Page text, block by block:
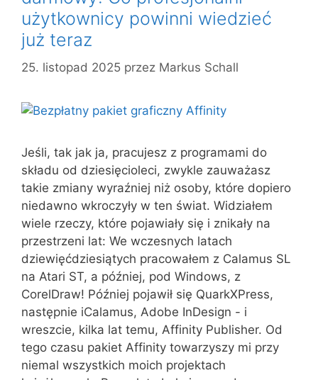
użytkownicy powinni wiedzieć
już teraz
25. listopad 2025 przez Markus Schall
Jeśli, tak jak ja, pracujesz z programami do
składu od dziesięcioleci, zwykle zauważasz
takie zmiany wyraźniej niż osoby, które dopiero
niedawno wkroczyły w ten świat. Widziałem
wiele rzeczy, które pojawiały się i znikały na
przestrzeni lat: We wczesnych latach
dziewięćdziesiątych pracowałem z Calamus SL
na Atari ST, a później, pod Windows, z
CorelDraw! Później pojawił się QuarkXPress,
następnie iCalamus, Adobe InDesign - i
wreszcie, kilka lat temu, Affinity Publisher. Od
tego czasu pakiet Affinity towarzyszy mi przy
niemal wszystkich moich projektach